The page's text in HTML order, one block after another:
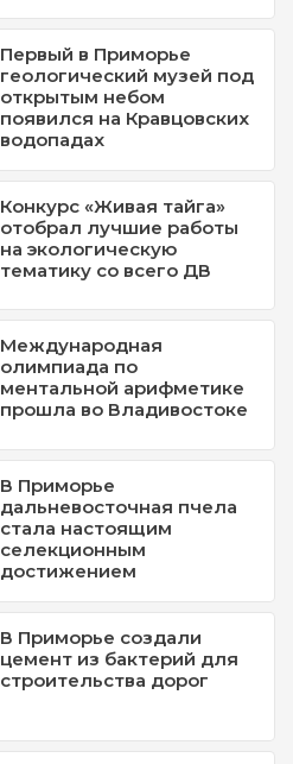
Первый в Приморье
геологический музей под
открытым небом
появился на Кравцовских
водопадах
Конкурс «Живая тайга»
отобрал лучшие работы
на экологическую
тематику со всего ДВ
Международная
олимпиада по
ментальной арифметике
прошла во Владивостоке
В Приморье
дальневосточная пчела
стала настоящим
селекционным
достижением
В Приморье создали
цемент из бактерий для
строительства дорог